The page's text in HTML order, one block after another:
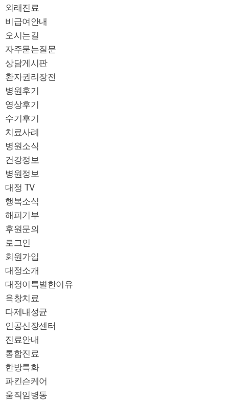
외래진료
비급여안내
오시는길
자주묻는질문
상담게시판
환자권리장전
병원후기
영상후기
수기후기
치료사례
병원소식
건강정보
병원정보
대정 TV
행복소식
해피기부
후원문의
로그인
회원가입
대정소개
대정이특별한이유
욕창치료
다제내성균
인공신장센터
진료안내
통합진료
한방특화
파킨슨케어
움직임병동